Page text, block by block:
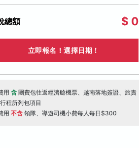
總額 $ 0
立即報名！選擇日期！
用 含 團費包往返經濟艙機票、越南落地簽證、旅責
程所列包項目
用 不含 領隊、導遊司機小費每人每日$300